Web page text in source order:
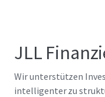
JLL
Wir unterstützen
intelligenter zu